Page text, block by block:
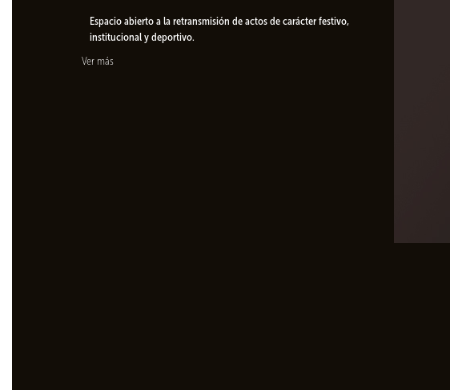
Espacio abierto a la retransmisión de actos de carácter festivo,
institucional y deportivo.
Ver más